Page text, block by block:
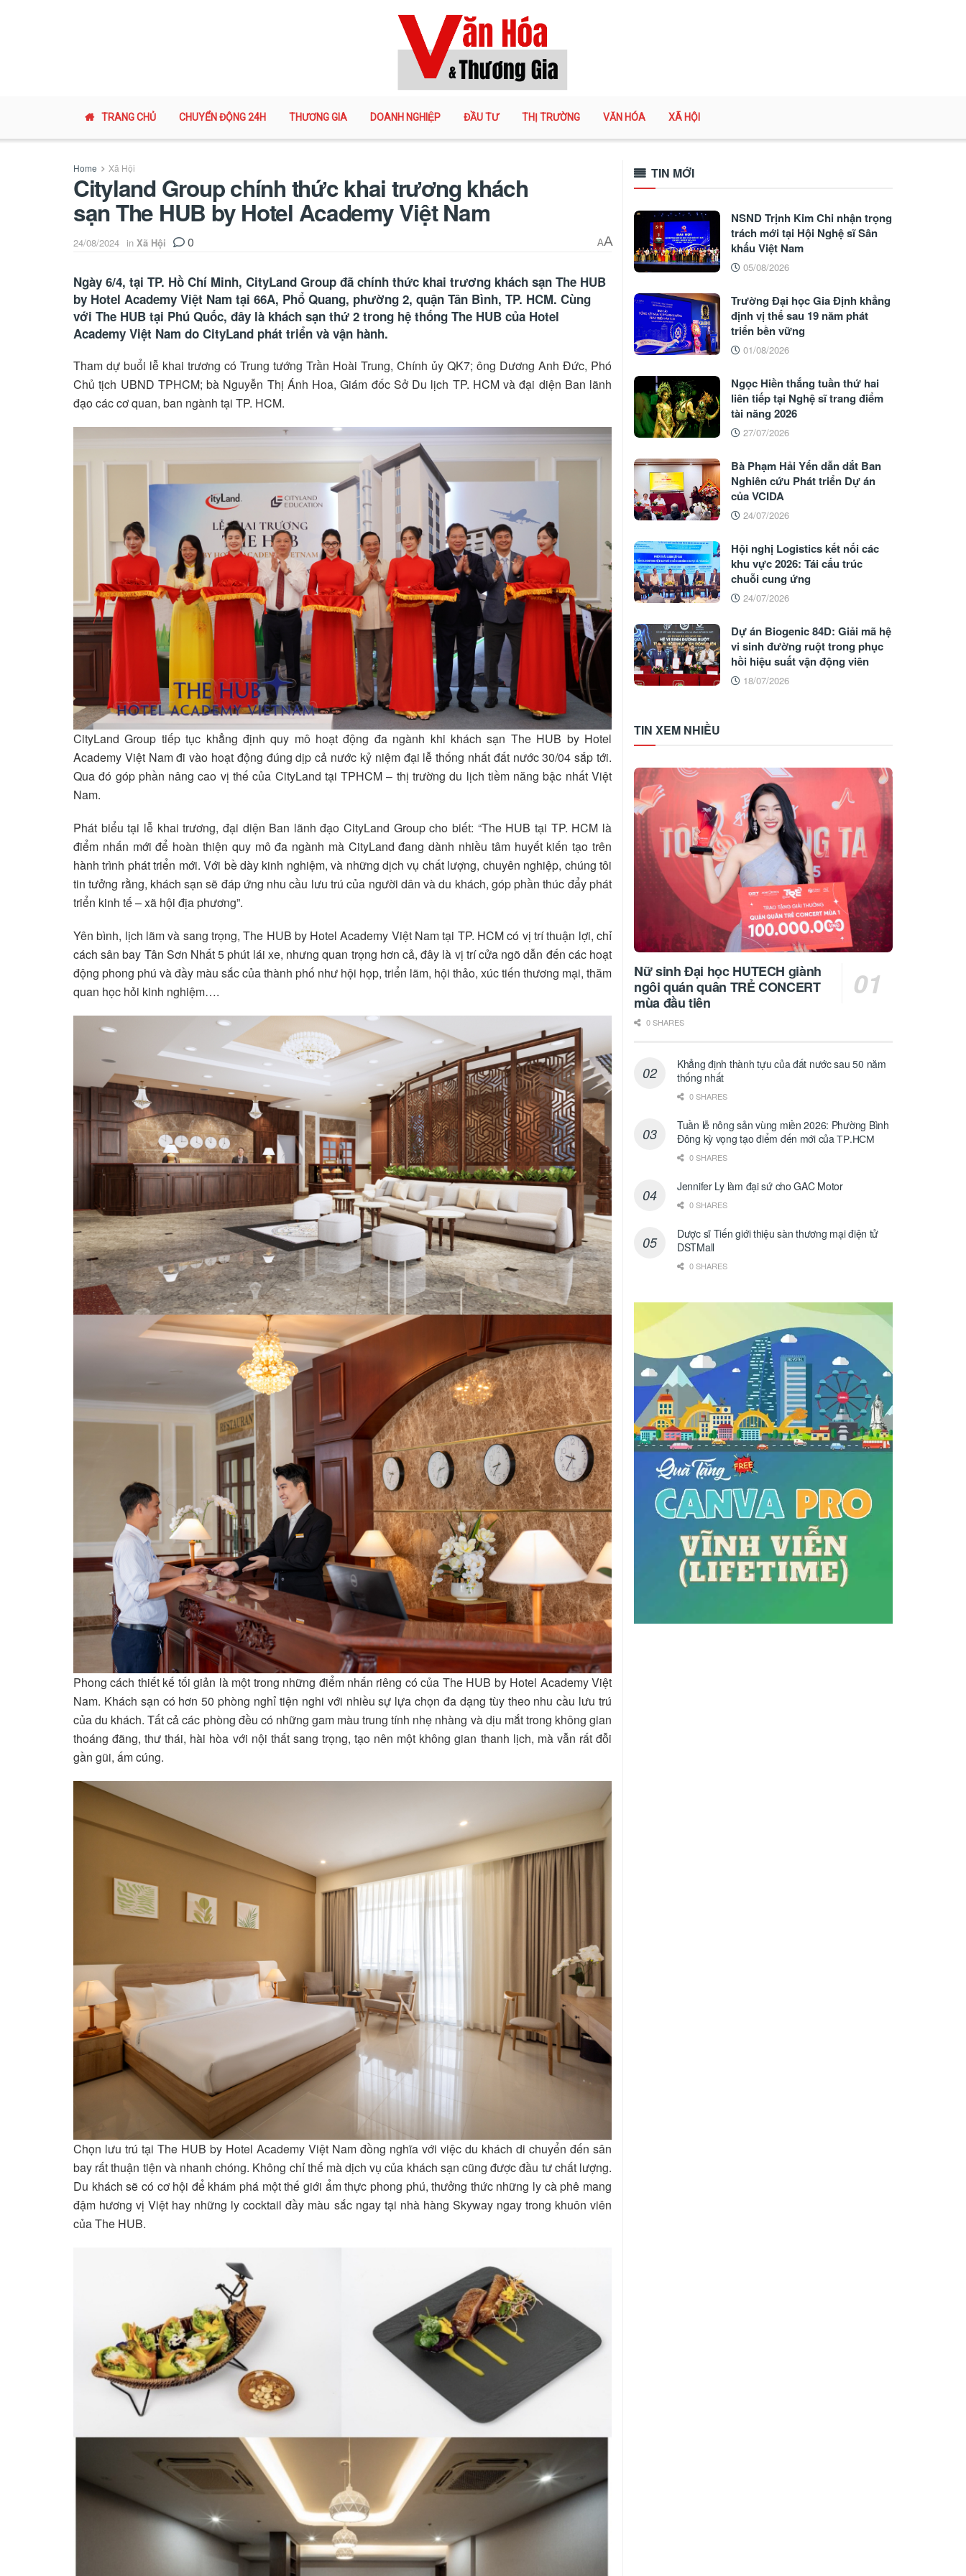
TRANG CHỦ CHUYỂN ĐỘNG 24H THƯƠNG GIA DOANH NGHIỆP ĐẦU TƯ THỊ TRƯỜNG VĂN HÓA XÃ HỘI
Home Xã Hội
Cityland Group chính thức khai trương khách
sạn The HUB by Hotel Academy Việt Nam
24/08/2024 in Xã Hội 0 AA
Ngày 6/4, tại TP. Hồ Chí Minh, CityLand Group đã chính thức khai trương khách sạn The HUB
by Hotel Academy Việt Nam tại 66A, Phổ Quang, phường 2, quận Tân Bình, TP. HCM. Cùng
với The HUB tại Phú Quốc, đây là khách sạn thứ 2 trong hệ thống The HUB của Hotel
Academy Việt Nam do CityLand phát triển và vận hành.
Tham dự buổi lễ khai trương có Trung tướng Trần Hoài Trung, Chính ủy QK7; ông Dương Anh Đức, Phó
Chủ tịch UBND TPHCM; bà Nguyễn Thị Ánh Hoa, Giám đốc Sở Du lịch TP. HCM và đại diện Ban lãnh
đạo các cơ quan, ban ngành tại TP. HCM.
CityLand Group tiếp tục khẳng định quy mô hoạt động đa ngành khi khách sạn The HUB by Hotel
Academy Việt Nam đi vào hoạt động đúng dịp cả nước kỷ niệm đại lễ thống nhất đất nước 30/04 sắp tới.
Qua đó góp phần nâng cao vị thế của CityLand tại TPHCM – thị trường du lịch tiềm năng bậc nhất Việt
Nam.
Phát biểu tại lễ khai trương, đại diện Ban lãnh đạo CityLand Group cho biết: “The HUB tại TP. HCM là
điểm nhấn mới để hoàn thiện quy mô đa ngành mà CityLand đang dành nhiều tâm huyết kiến tạo trên
hành trình phát triển mới. Với bề dày kinh nghiệm, và những dịch vụ chất lượng, chuyên nghiệp, chúng tôi
tin tưởng rằng, khách sạn sẽ đáp ứng nhu cầu lưu trú của người dân và du khách, góp phần thúc đẩy phát
triển kinh tế – xã hội địa phương”.
Yên bình, lịch lãm và sang trọng, The HUB by Hotel Academy Việt Nam tại TP. HCM có vị trí thuận lợi, chỉ
cách sân bay Tân Sơn Nhất 5 phút lái xe, nhưng quan trọng hơn cả, đây là vị trí cửa ngõ dẫn đến các hoạt
động phong phú và đầy màu sắc của thành phố như hội họp, triển lãm, hội thảo, xúc tiến thương mại, thăm
quan học hỏi kinh nghiệm….
Phong cách thiết kế tối giản là một trong những điểm nhấn riêng có của The HUB by Hotel Academy Việt
Nam. Khách sạn có hơn 50 phòng nghỉ tiện nghi với nhiều sự lựa chọn đa dạng tùy theo nhu cầu lưu trú
của du khách. Tất cả các phòng đều có những gam màu trung tính nhẹ nhàng và dịu mắt trong không gian
thoáng đãng, thư thái, hài hòa với nội thất sang trọng, tạo nên một không gian thanh lịch, mà vẫn rất đỗi
gần gũi, ấm cúng.
Chọn lưu trú tại The HUB by Hotel Academy Việt Nam đồng nghĩa với việc du khách di chuyển đến sân
bay rất thuận tiện và nhanh chóng. Không chỉ thế mà dịch vụ của khách sạn cũng được đầu tư chất lượng.
Du khách sẽ có cơ hội để khám phá một thế giới ẩm thực phong phú, thưởng thức những ly cà phê mang
đậm hương vị Việt hay những ly cocktail đầy màu sắc ngay tại nhà hàng Skyway ngay trong khuôn viên
của The HUB.
TIN MỚI
NSND Trịnh Kim Chi nhận trọng
trách mới tại Hội Nghệ sĩ Sân
khấu Việt Nam
05/08/2026
Trường Đại học Gia Định khẳng
định vị thế sau 19 năm phát
triển bền vững
01/08/2026
Ngọc Hiền thắng tuần thứ hai
liên tiếp tại Nghệ sĩ trang điểm
tài năng 2026
27/07/2026
Bà Phạm Hải Yến dẫn dắt Ban
Nghiên cứu Phát triển Dự án
của VCIDA
24/07/2026
Hội nghị Logistics kết nối các
khu vực 2026: Tái cấu trúc
chuỗi cung ứng
24/07/2026
Dự án Biogenic 84D: Giải mã hệ
vi sinh đường ruột trong phục
hồi hiệu suất vận động viên
18/07/2026
TIN XEM NHIỀU
Nữ sinh Đại học HUTECH giành
ngôi quán quân TRẺ CONCERT
mùa đầu tiên
0 SHARES
Khẳng định thành tựu của đất nước sau 50 năm
thống nhất
0 SHARES
Tuần lễ nông sản vùng miền 2026: Phường Bình
Đông kỳ vọng tạo điểm đến mới của ТР.НСМ
0 SHARES
Jennifer Ly làm đại sứ cho GAC Motor
0 SHARES
Dược sĩ Tiến giới thiệu sàn thương mại điện tử
DSTMall
0 SHARES